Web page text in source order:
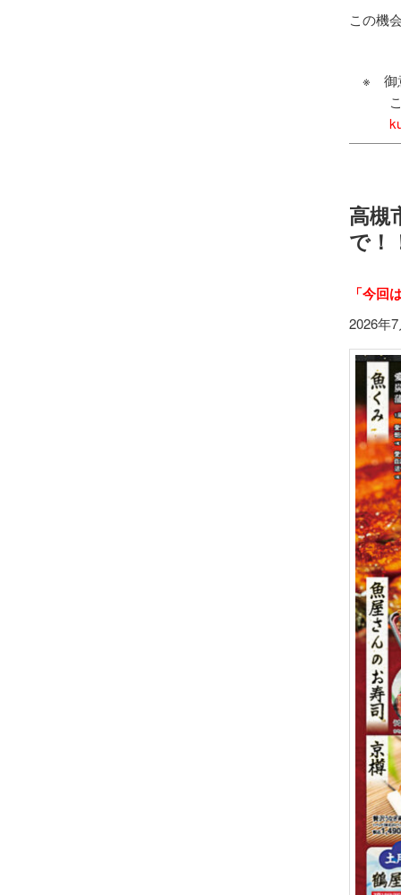
この機
※ 御
ここ
高槻
で！
「今回
2026年